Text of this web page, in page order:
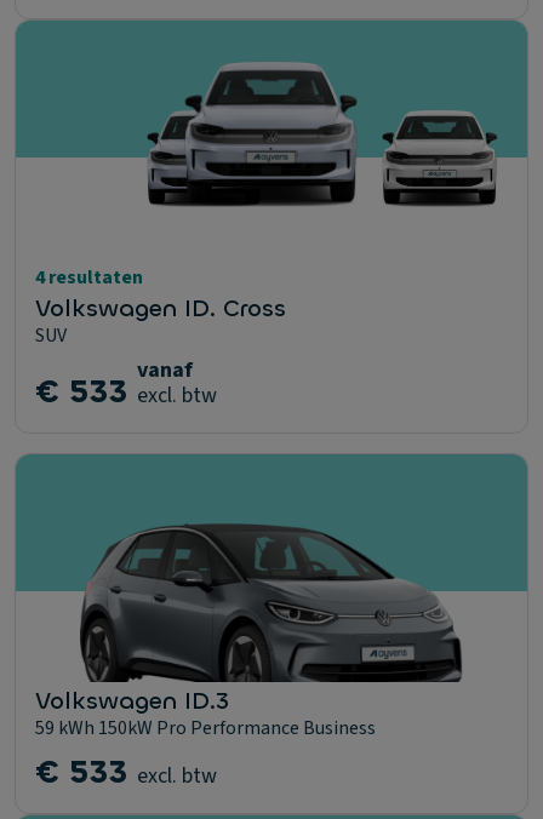
4 resultaten
Volkswagen ID. Cross
SUV
€ 533 vanaf
excl. btw
Volkswagen ID.3
59 kWh 150kW Pro Performance Business
€ 533 excl. btw